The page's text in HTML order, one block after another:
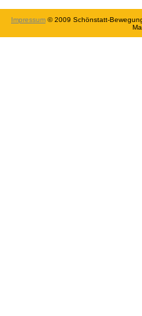
Impressum © 2009 Schönstatt-